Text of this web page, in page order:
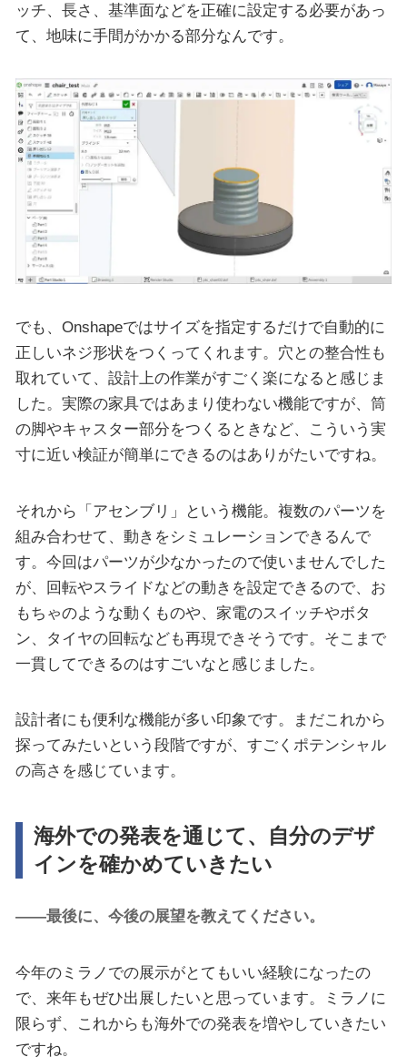
ッチ、長さ、基準面などを正確に設定する必要があっ
て、地味に手間がかかる部分なんです。
でも、Onshapeではサイズを指定するだけで自動的に
正しいネジ形状をつくってくれます。穴との整合性も
取れていて、設計上の作業がすごく楽になると感じま
した。実際の家具ではあまり使わない機能ですが、筒
の脚やキャスター部分をつくるときなど、こういう実
寸に近い検証が簡単にできるのはありがたいですね。
それから「アセンブリ」という機能。複数のパーツを
組み合わせて、動きをシミュレーションできるんで
す。今回はパーツが少なかったので使いませんでした
が、回転やスライドなどの動きを設定できるので、お
もちゃのような動くものや、家電のスイッチやボタ
ン、タイヤの回転なども再現できそうです。そこまで
一貫してできるのはすごいなと感じました。
設計者にも便利な機能が多い印象です。まだこれから
探ってみたいという段階ですが、すごくポテンシャル
の高さを感じています。
海外での発表を通じて、自分のデザ
インを確かめていきたい
――最後に、今後の展望を教えてください。
今年のミラノでの展示がとてもいい経験になったの
で、来年もぜひ出展したいと思っています。ミラノに
限らず、これからも海外での発表を増やしていきたい
ですね。